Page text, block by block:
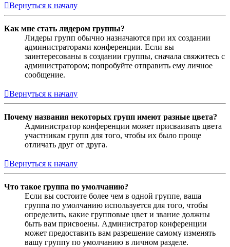
Вернуться к началу
Как мне стать лидером группы?
Лидеры групп обычно назначаются при их создании
администраторами конференции. Если вы
заинтересованы в создании группы, сначала свяжитесь с
администратором; попробуйте отправить ему личное
сообщение.
Вернуться к началу
Почему названия некоторых групп имеют разные цвета?
Администратор конференции может присваивать цвета
участникам групп для того, чтобы их было проще
отличать друг от друга.
Вернуться к началу
Что такое группа по умолчанию?
Если вы состоите более чем в одной группе, ваша
группа по умолчанию используется для того, чтобы
определить, какие групповые цвет и звание должны
быть вам присвоены. Администратор конференции
может предоставить вам разрешение самому изменять
вашу группу по умолчанию в личном разделе.